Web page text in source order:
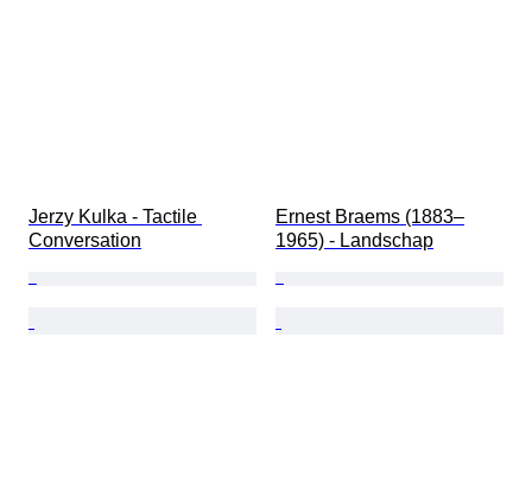
Jerzy Kulka - Tactile
Conversation
Ernest Braems (1883–
1965) - Landschap